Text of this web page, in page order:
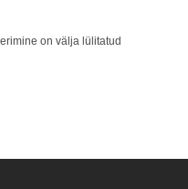
on välja lülitatud